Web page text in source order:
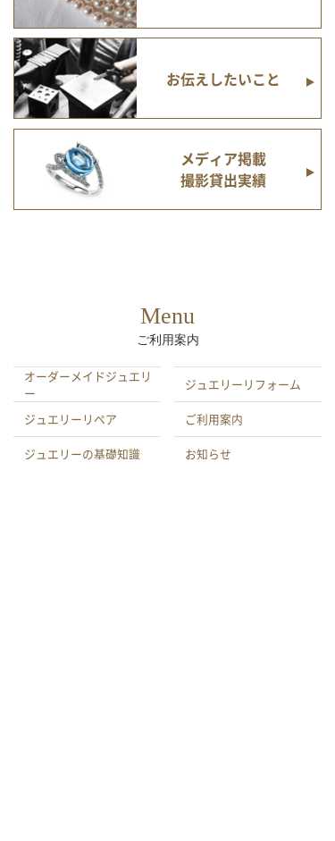
お伝えしたいこと
メディア掲載
撮影貸出実績
Menu
ご利用案内
オーダーメイドジュエリ
ー
ジュエリーリフォーム
ジュエリーリペア ご利用案内
ジュエリーの基礎知識 お知らせ